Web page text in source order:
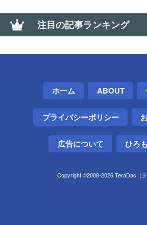
注目の記事ランキング
【ドミノ・ピザ】Lサイズ半額ク
ステリーディール」はLINE・メ
戦できる
外した話
る方法【Xiaomi・Poco】
ホーム ABOUT
プライバシーポリシー
広告について ひろ
Copyright ©2008-2026 TeraDas（